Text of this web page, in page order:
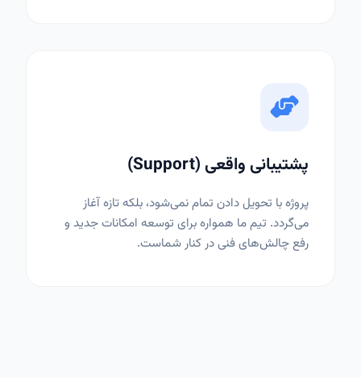
پشتیبانی واقعی (Support)
پروژه با تحویل دادن تمام نمی‌شود، بلکه تازه آغاز
می‌گردد. تیم ما همواره برای توسعه امکانات جدید و
رفع چالش‌های فنی در کنار شماست.